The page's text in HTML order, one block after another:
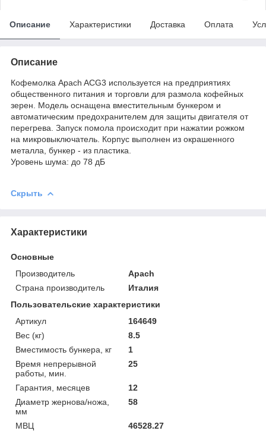
Описание Характеристики Доставка Оплата
Описание
Кофемолка Apach ACG3 используется на предприятиях
общественного питания и торговли для размола кофейных
зерен. Модель оснащена вместительным бункером и
автоматическим предохранителем для защиты двигателя от
перегрева. Запуск помола происходит при нажатии рожком
на микровыключатель. Корпус выполнен из окрашенного
металла, бункер - из пластика.
Уровень шума: до 78 дБ
Скрыть
Характеристики
Основные
Производитель
Apach
Страна производитель
Италия
Пользовательские характеристики
Артикул
164649
Вес (кг)
8.5
Вместимость бункера, кг
1
Время непрерывной
работы, мин.
25
Гарантия, месяцев
12
Диаметр жернова/ножа,
мм
58
МВЦ
46528.27